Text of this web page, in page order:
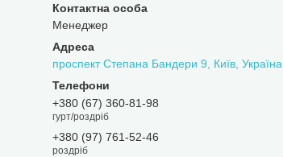
Менеджер
проспект Степана Бандери 9, Київ, Україна
+380 (67) 360-81-98
гурт/роздріб
+380 (97) 761-52-46
роздріб